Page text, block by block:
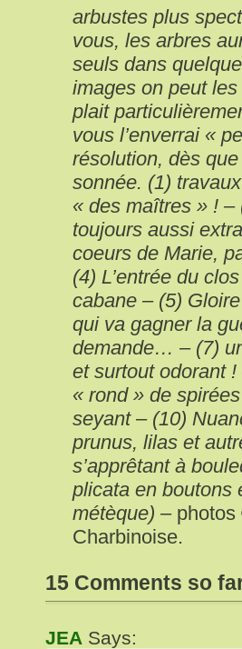
arbustes plus
vous, les arbres
seuls dans
images on peut les
plait
vous l’enverrai «
résolution, dès
sonnée. (1)
« des maîtres » !
toujours aussi
coeurs de Marie,
(4) L’entrée du
cabane – (5)
qui va gagner la
demande… – (7)
et surtout odorant
« rond » de
seyant – (10)
prunus, lilas et
s’apprêtant à
plicata en boutons
métèque) –
Charbinoise.
15 Comments so
JEA Says: